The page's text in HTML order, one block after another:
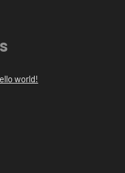
world!